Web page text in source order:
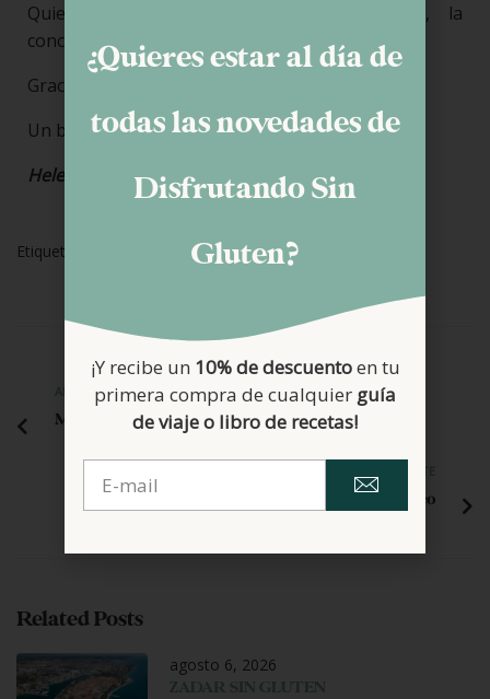
Quiero pensar que poco a poco, entre todos, la
concepción de la celiaquía ira cambiando.
Gracias por haber llegado leyendo hasta aquí.
Un besote
Helena
Etiquetas: Info Celiaquía
ANTERIOR
Madeleines
Carta de un niño celíaco
Related Posts
agosto 6, 2026
ZADAR SIN GLUTEN
¿Quieres estar al día de
todas las novedades de
Disfrutando Sin
Gluten?
¡Y recibe un 10% de descuentoen tu
primera compra de cualquier guía
de viaje o libro de recetas!